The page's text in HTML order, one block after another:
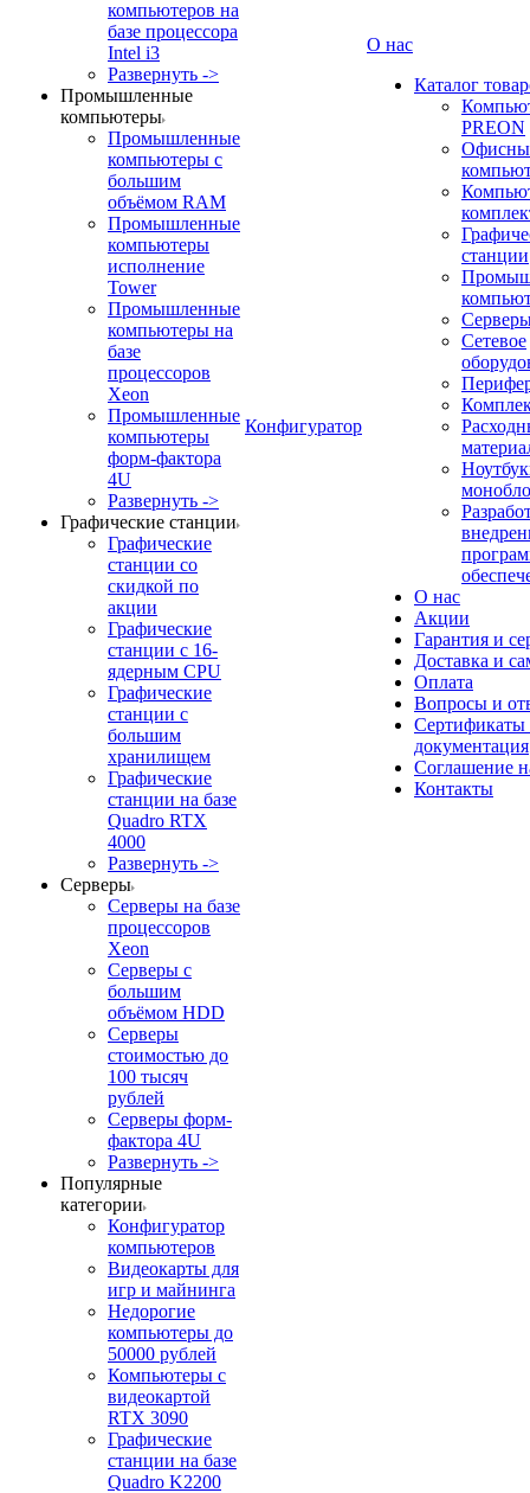
компьютеров на
базе процессора
Intel i3
Развернуть ->
Промышленные
компьютеры
Промышленные
компьютеры с
большим
объёмом RAM
Промышленные
компьютеры
исполнение
Tower
Промышленные
компьютеры на
базе
процессоров
Xeon
Промышленные
компьютеры
форм-фактора
4U
Развернуть ->
Графические станции
Графические
станции со
скидкой по
акции
Графические
станции с 16-
ядерным CPU
Графические
станции с
большим
хранилищем
Графические
станции на базе
Quadro RTX
4000
Развернуть ->
Серверы
Серверы на базе
процессоров
Xeon
Серверы с
большим
объёмом HDD
Серверы
стоимостью до
100 тысяч
рублей
Серверы форм-
фактора 4U
Развернуть ->
Популярные
категории
Конфигуратор
компьютеров
Видеокарты для
игр и майнинга
Недорогие
компьютеры до
50000 рублей
Компьютеры с
видеокартой
RTX 3090
Графические
станции на базе
Quadro K2200
Конфигуратор
О нас
Каталог
PREON
станции
Сетевое
О нас
Акции
Гарантия и
Доставка и
Оплата
Вопросы и
Сертификаты
документация
Соглашение
Контакты